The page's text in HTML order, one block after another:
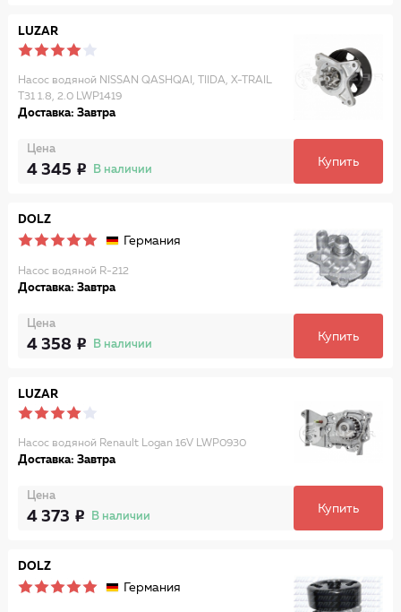
LUZAR
Насос водяной NISSAN QASHQAI, TIIDA, X-TRAIL
T31 1.8, 2.0 LWP1419
Доставка: Завтра
Цена
4 345 В наличии
Купить
DOLZ
Германия
Насос водяной R-212
Доставка: Завтра
Цена
4 358 В наличии
Купить
LUZAR
Насос водяной Renault Logan 16V LWP0930
Доставка: Завтра
Цена
4 373 В наличии
Купить
DOLZ
Германия